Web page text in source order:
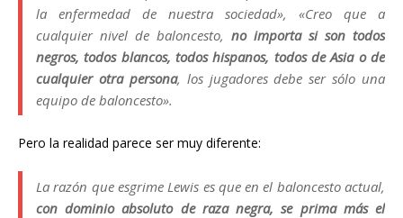
la enfermedad de nuestra sociedad», «Creo que a
cualquier nivel de baloncesto, no importa si son todos
negros, todos blancos, todos hispanos, todos de Asia o de
cualquier otra persona, los jugadores debe ser sólo una
equipo de baloncesto».
Pero la realidad parece ser muy diferente:
La razón que esgrime Lewis es que en el baloncesto actual,
con dominio absoluto de raza negra, se prima más el